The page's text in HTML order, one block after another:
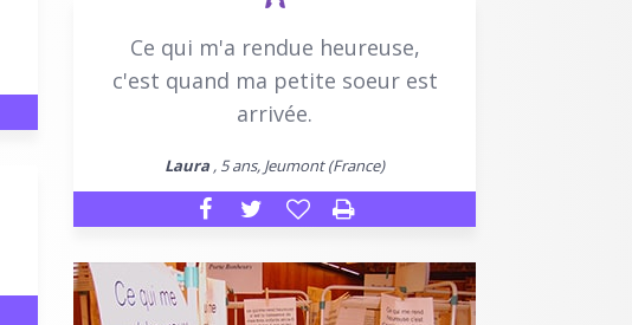
Ce qui m'a rendue heureuse,
c'est quand ma petite soeur est
arrivée.
Laura , 5 ans, Jeumont (France)